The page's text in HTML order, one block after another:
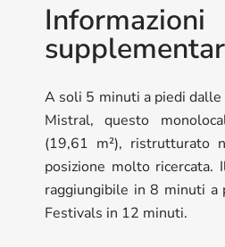
Informazioni
A soli 5 minuti a piedi dalle
Mistral, questo
(19,61 m²), ristrutturato
posizione molto ricercata.
raggiungibile in 8 minuti a
Festivals in 12 minuti.